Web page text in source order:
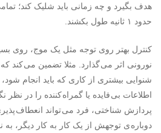
هدف بگیرد و چه زمانی باید شلیک کند؛
حدود ۱ ثانیه طول بکشند.
کنترل بهتر روی توجه مثل یک موج، روی
نورونی اثر می گذارد. مثلا تضمین می کند
شنوایی بیشتری از کاری که باید انجام
اطلاعات بی فایده یا گمراه کننده را در نظر
پردازش شناختی، فرد می تواند انعطاف
دوباره ی توجهش از یک کار به کار دیگر، به